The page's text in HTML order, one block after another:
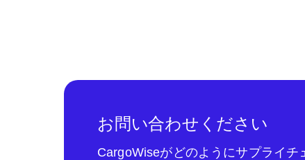
お問い合わせください
CargoWiseがどのようにサプライ